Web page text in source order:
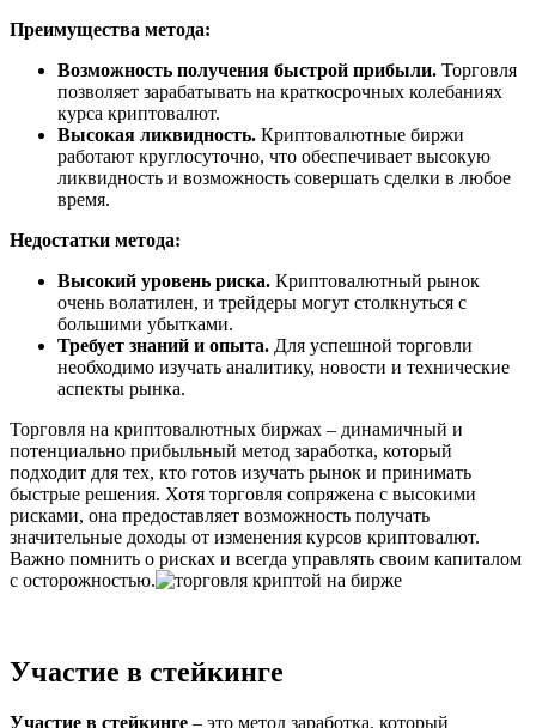
Преимущества метода:
Возможность получения быстрой прибыли. Торговля
позволяет зарабатывать на краткосрочных колебаниях
курса криптовалют.
Высокая ликвидность. Криптовалютные биржи
работают круглосуточно, что обеспечивает высокую
ликвидность и возможность совершать сделки в любое
время.
Недостатки метода:
Высокий уровень риска. Криптовалютный рынок
очень волатилен, и трейдеры могут столкнуться с
большими убытками.
Требует знаний и опыта. Для успешной торговли
необходимо изучать аналитику, новости и технические
аспекты рынка.
Торговля на криптовалютных биржах – динамичный и
потенциально прибыльный метод заработка, который
подходит для тех, кто готов изучать рынок и принимать
быстрые решения. Хотя торговля сопряжена с высокими
рисками, она предоставляет возможность получать
значительные доходы от изменения курсов криптовалют.
Важно помнить о рисках и всегда управлять своим капиталом
с осторожностью.
Участие в стейкинге
Участие в стейкинге – это метод заработка, который